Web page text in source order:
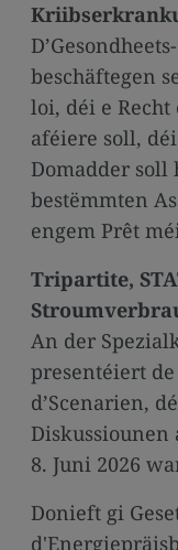
beschäftegen
loi, déi e Recht
aféiere soll,
Domadder soll
bestëmmten
engem Prêt
Tripartite,
An der
presentéiert de
d’Scenarien,
Diskussiounen
8. Juni 2026
Donieft gi